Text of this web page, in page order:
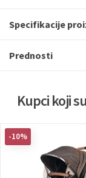
Specifikacije
Prednosti
Kupci koji
-10%